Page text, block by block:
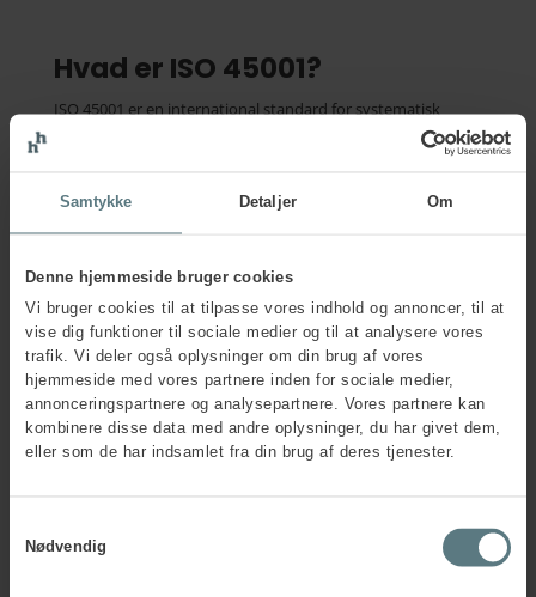
Samtykke Detaljer Om
Denne hjemmeside bruger cookies
Vi bruger cookies til at tilpasse vores indhold og annoncer, til at
vise dig funktioner til sociale medier og til at analysere vores
trafik. Vi deler også oplysninger om din brug af vores
hjemmeside med vores partnere inden for sociale medier,
annonceringspartnere og analysepartnere. Vores partnere kan
kombinere disse data med andre oplysninger, du har givet dem,
eller som de har indsamlet fra din brug af deres tjenester.
Nødvendig
Hvad er ISO 45001?
ISO 45001 er en international standard for systematisk
arbejdsmiljøledelse. Standarden stiller krav til forpligtende
ledelsesengagement, risikostyring og lovmedholdelighed,
arbejdsmiljøarbejdet, inddragelse af medarbejderne, samt
forbedringsmål for virksomhedens
Lever din virksomhed op til ISO 45001 er det muligt at få et
ISO 45001-certifikat, der er anerkendt blandt kunder og
samarbejdspartnere i både Danmark og internationalt.
Kontakt os